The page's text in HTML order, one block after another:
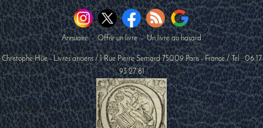
Annuaire-Offrir un livre-Un livre au hasard
Christophe Hüe - Livres anciens /1 Rue Pierre Semard 75009 Paris-France / Tel :06 17
93 27 81